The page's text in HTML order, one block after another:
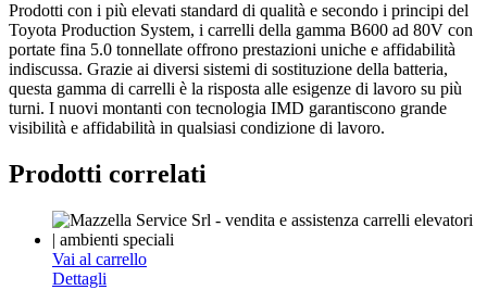
Prodotti con i più elevati standard di qualità e secondo i principi del
Toyota Production System, i carrelli della gamma B600 ad 80V con
portate fina 5.0 tonnellate offrono prestazioni uniche e affidabilità
indiscussa. Grazie ai diversi sistemi di sostituzione della batteria,
questa gamma di carrelli è la risposta alle esigenze di lavoro su più
turni. I nuovi montanti con tecnologia IMD garantiscono grande
visibilità e affidabilità in qualsiasi condizione di lavoro.
Prodotti correlati
Vai al carrello
Dettagli